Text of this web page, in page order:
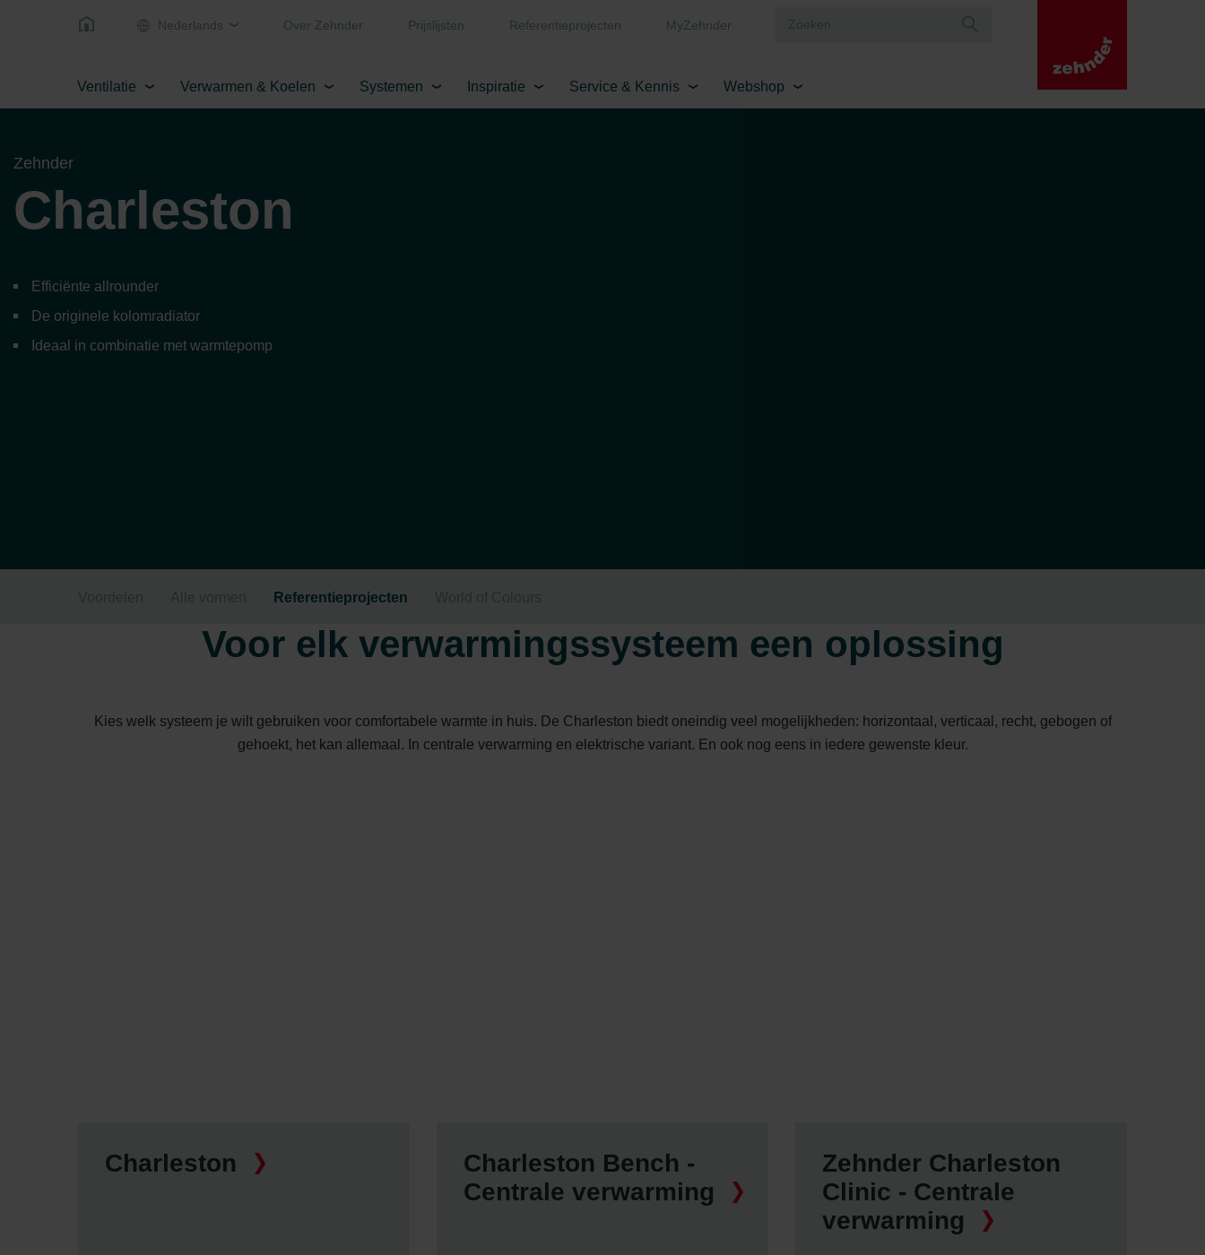
Nederlands Over Zehnder Prijslijsten Referentieprojecten MyZehnder
Ventilatie Verwarmen & Koelen Systemen Inspiratie Service & Kennis Webshop
Zehnder
Charleston
Efficiënte allrounder
De originele kolomradiator
Ideaal in combinatie met warmtepomp
Voordelen Alle vormen Referentieprojecten World of Colours
Voor elk verwarmingssysteem een oplossing
Kies welk systeem je wilt gebruiken voor comfortabele warmte in huis. De Charleston biedt oneindig veel mogelijkheden: horizontaal, verticaal, recht, gebogen of
gehoekt, het kan allemaal. In centrale verwarming en elektrische variant. En ook nog eens in iedere gewenste kleur.
Charleston
Charleston Bench -
Centrale verwarming
Zehnder Charleston
Clinic - Centrale
verwarming